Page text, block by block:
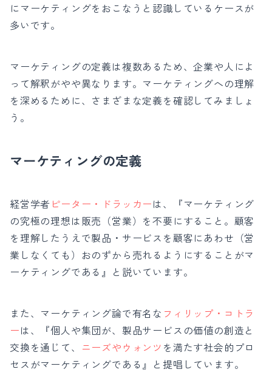
にマーケティングをおこなうと認識しているケースが
多いです。
マーケティングの定義は複数あるため、企業や人によ
って解釈がやや異なります。マーケティングへの理解
を深めるために、さまざまな定義を確認してみましょ
う。
マーケティングの定義
経営学者 ピーター・ドラッカーは、『マーケティング
の究極の理想は販売（営業）を不要にすること。顧客
を理解したうえで製品・サービスを顧客にあわせ（営
業しなくても）おのずから売れるようにすることがマ
ーケティングである』と説いています。
また、マーケティング論で有名な フィリップ・コトラ
ーは、『個人や集団が、製品サービスの価値の創造と
交換を通じて、 ニーズやウォンツ を満たす社会的プロ
セスがマーケティングである』と提唱しています。